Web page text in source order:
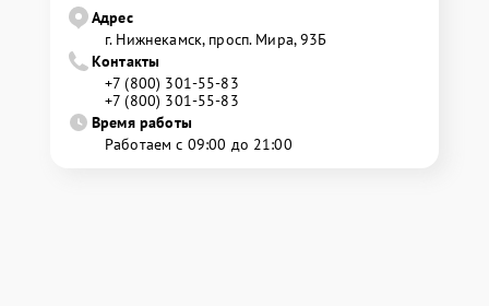
Адрес
г. Нижнекамск, просп. Мира, 93Б
Контакты
+7 (800) 301-55-83
+7 (800) 301-55-83
Время работы
Работаем с 09:00 до 21:00